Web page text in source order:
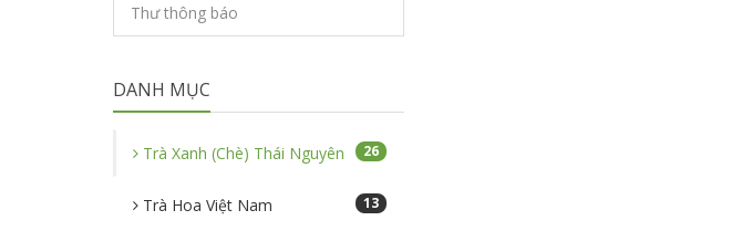
Thư thông báo
DANH MỤC
Trà Xanh (Chè) Thái Nguyên 26
Trà Hoa Việt Nam 13